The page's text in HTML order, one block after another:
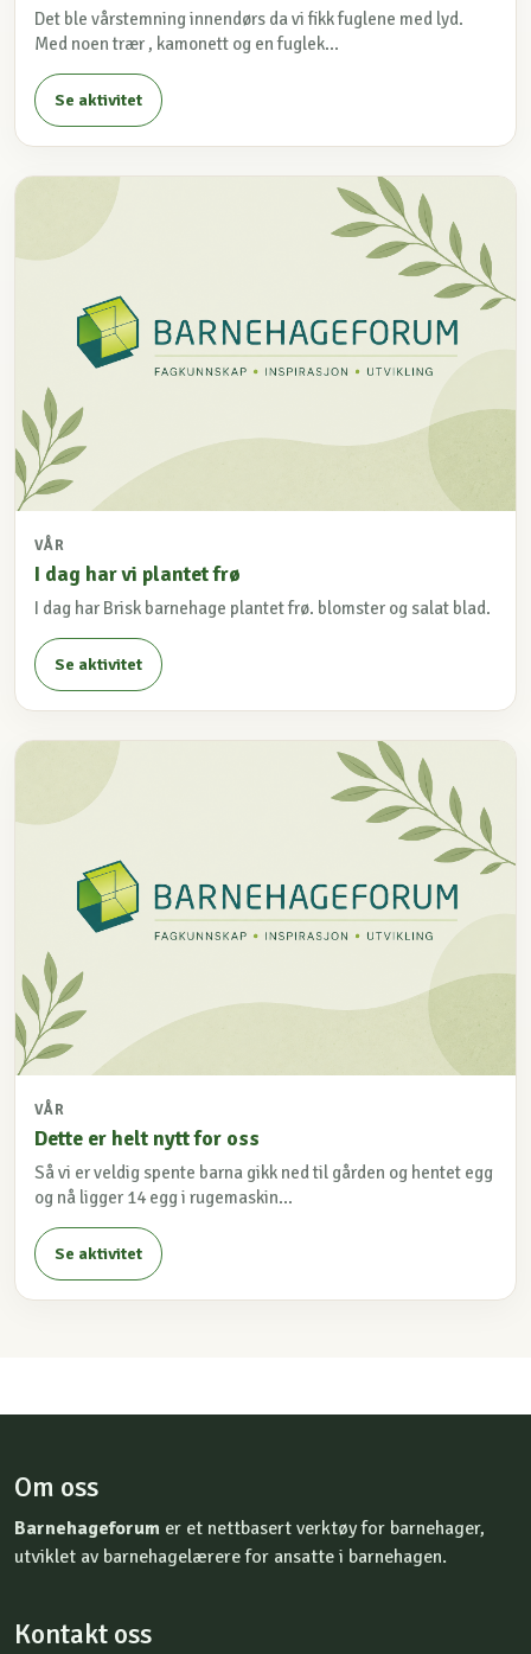
Det ble vårstemning innendørs da vi fikk fuglene med lyd.
Med noen trær , kamonett og en fuglek...
Se aktivitet
VÅR
I dag har vi plantet frø
I dag har Brisk barnehage plantet frø. blomster og salat blad.
Se aktivitet
VÅR
Dette er helt nytt for oss
Så vi er veldig spente barna gikk ned til gården og hentet egg
og nå ligger 14 egg i rugemaskin...
Se aktivitet
Om oss
Barnehageforum er et nettbasert verktøy for barnehager,
utviklet av barnehagelærere for ansatte i barnehagen.
Kontakt oss